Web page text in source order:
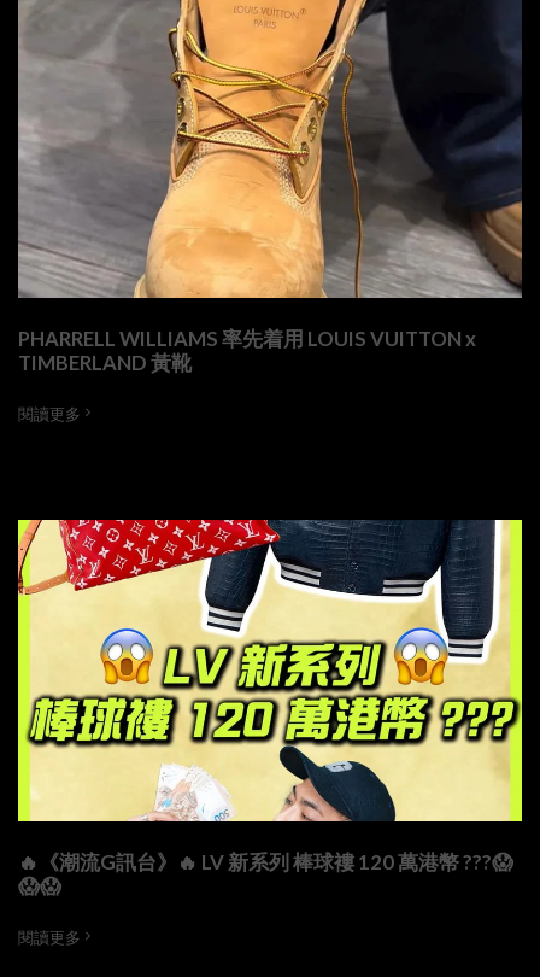
PHARRELL WILLIAMS 率先着用 LOUIS VUITTON x
TIMBERLAND 黃靴
閱讀更多
🔥《潮流G訊台》🔥 LV 新系列 棒球褸 120 萬港幣 ???😱
😱😱
閱讀更多